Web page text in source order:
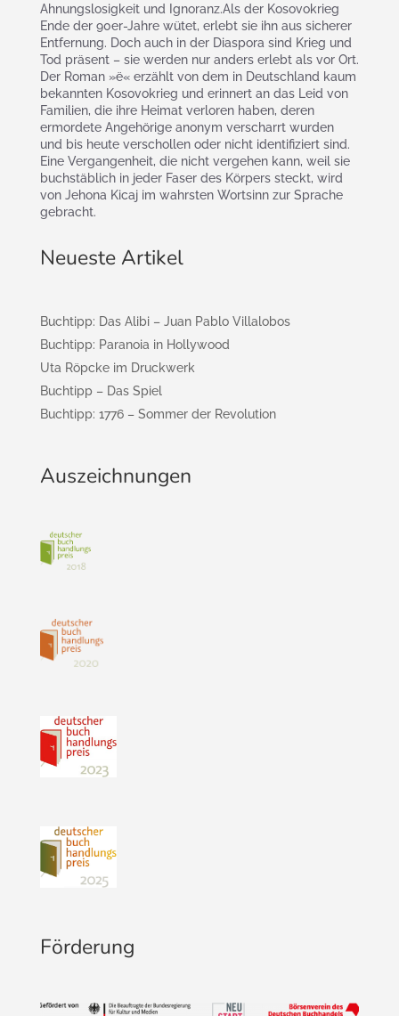
Ahnungslosigkeit und Ignoranz.Als der Kosovokrieg
Ende der 90er-Jahre wütet, erlebt sie ihn aus sicherer
Entfernung. Doch auch in der Diaspora sind Krieg und
Tod präsent – sie werden nur anders erlebt als vor Ort.
Der Roman »ë« erzählt von dem in Deutschland kaum
bekannten Kosovokrieg und erinnert an das Leid von
Familien, die ihre Heimat verloren haben, deren
ermordete Angehörige anonym verscharrt wurden
und bis heute verschollen oder nicht identifiziert sind.
Eine Vergangenheit, die nicht vergehen kann, weil sie
buchstäblich in jeder Faser des Körpers steckt, wird
von Jehona Kicaj im wahrsten Wortsinn zur Sprache
gebracht.
Neueste Artikel
Buchtipp: Das Alibi – Juan Pablo Villalobos
Buchtipp: Paranoia in Hollywood
Uta Röpcke im Druckwerk
Buchtipp – Das Spiel
Buchtipp: 1776 – Sommer der Revolution
Auszeichnungen
Förderung